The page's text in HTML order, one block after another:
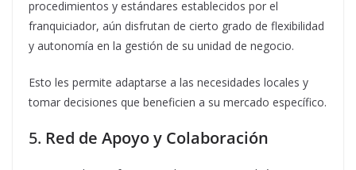
procedimientos y estándares establecidos por el
franquiciador, aún disfrutan de cierto grado de flexibilidad
y autonomía en la gestión de su unidad de negocio.
Esto les permite adaptarse a las necesidades locales y
tomar decisiones que beneficien a su mercado específico.
5. Red de Apoyo y Colaboración